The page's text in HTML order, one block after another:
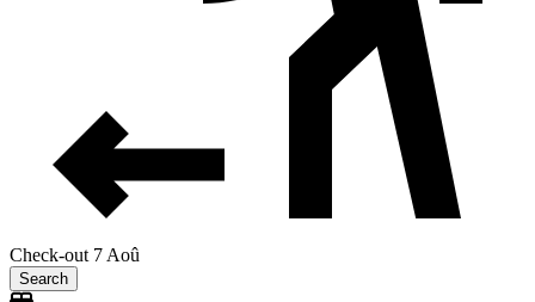
Check-out 7 Aoû
Search